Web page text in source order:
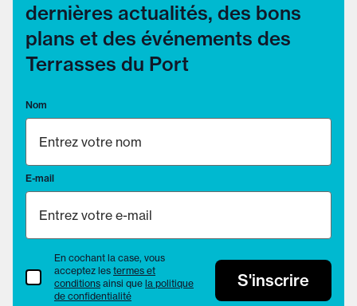
dernières actualités, des bons
plans et des événements des
Terrasses du Port
Nom
E-mail
termes et conditions
En cochant la case, vous
acceptez les termes et
conditions ainsi que la politique
de confidentialité
S'inscrire